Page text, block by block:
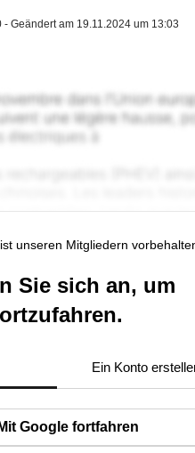
Geändert am 19.11.2024 um 13:03
unseren Mitgliedern
Sie sich an, um
Ein Konto
Mit Google fortfahren